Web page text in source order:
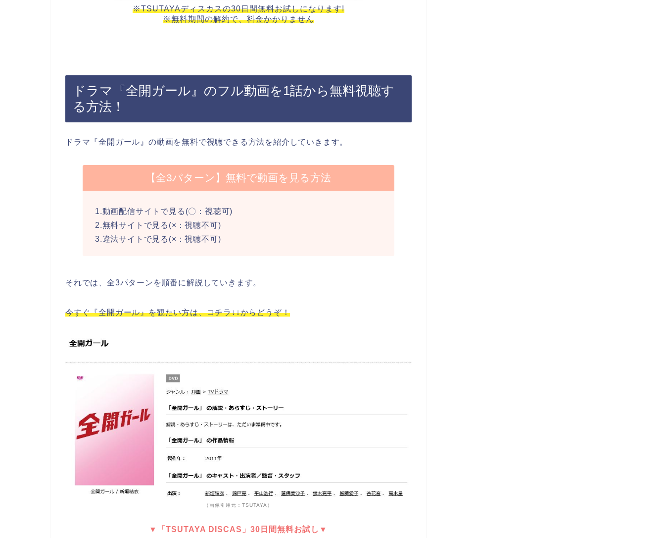
※TSUTAYAディスカスの30日間無料お試しになります!
※無料期間の解約で、料金かかりません
ドラマ『全開ガール』のフル動画を1話から無料視聴す
る方法！
ドラマ『全開ガール』の動画を無料で視聴できる方法を紹介していきます。
【全3パターン】無料で動画を見る方法
1.動画配信サイトで見る(〇：視聴可)
2.無料サイトで見る(×：視聴不可)
3.違法サイトで見る(×：視聴不可)
それでは、全3パターンを順番に解説していきます。
今すぐ『全開ガール』を観たい方は、コチラ↓↓からどうぞ！
（画像引用元：TSUTAYA）
▼「TSUTAYA DISCAS」30日間無料お試し▼